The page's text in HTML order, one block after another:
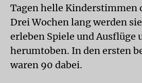
Tagen helle Kinderstimmen
Drei Wochen lang werden
erleben Spiele und Ausflüge
herumtoben. In den ersten
waren 90 dabei.